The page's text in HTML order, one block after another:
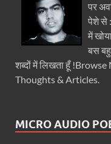
पर
पेशे से :
में
बस
शब्दों में लिखता हूँ
Thoughts & Articles.
MICRO AUDIO